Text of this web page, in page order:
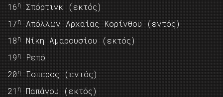
16η
Σπόρτιγκ (εκτός)
17η
Απόλλων Αρχαίας Κορίνθου (εντός)
18η
Νίκη Αμαρουσίου (εκτός)
19η
Ρεπό
20η
Έσπερος (εντός)
21 η
Παπάγου (εκτός)